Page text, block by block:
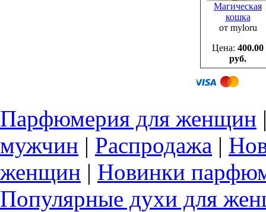
Магическая
кошка
от myloru
Цена: 400.00
руб.
Парфюмерия для женщин
мужчин | Распродажа |
женщин | Новинки
Популярные духи для